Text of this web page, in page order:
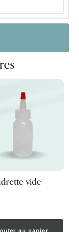
vide
au panier